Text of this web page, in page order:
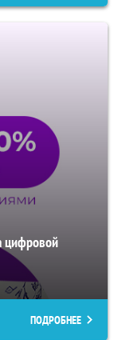
цифровой
ПОДРОБНЕЕ